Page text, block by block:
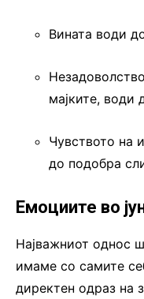
Вината води
мајките, води
Чувството на
до подобра
Емоциите во
Најважниот однос
имаме со самите
директен одраз на